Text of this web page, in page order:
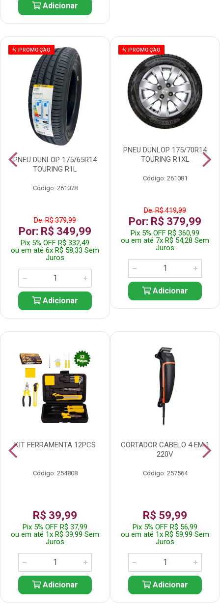
Adicionar
% PROMOÇÃO
PNEU DUNLOP 175/65R14
TOURING R1L
Código: 261078
De: R$ 379,99
Por: R$ 349,99
Pix 5% OFF R$ 332,49
ou em até 6x R$ 58,33 Sem
Juros
Adicionar
% PROMOÇÃO
PNEU DUNLOP 175/70R14
TOURING R1XL
Código: 261081
De: R$ 419,99
Por: R$ 379,99
Pix 5% OFF R$ 360,99
ou em até 7x R$ 54,28 Sem
Juros
Adicionar
KIT FERRAMENTA 12PCS
Código: 254808
R$ 39,99
Pix 5% OFF R$ 37,99
ou em até 1x R$ 39,99 Sem
Juros
Adicionar
CORTADOR CABELO 4 EM 1
220V
Código: 257564
R$ 59,99
Pix 5% OFF R$ 56,99
ou em até 1x R$ 59,99 Sem
Juros
Adicionar